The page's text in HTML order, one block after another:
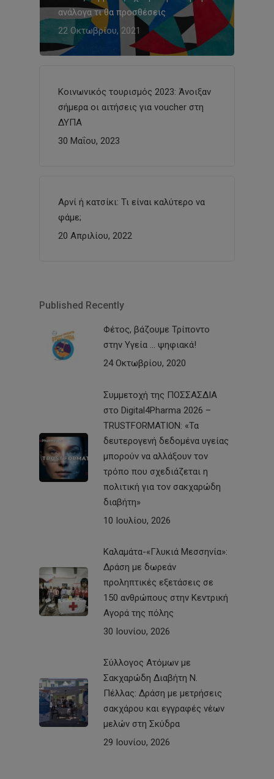
ανάλογα τι θα προσθέσεις
22 Οκτωβρίου, 2021
Κοινωνικός τουρισμός 2023: Άνοιξαν
σήμερα οι αιτήσεις για voucher στη
ΔΥΠΑ
30 Μαΐου, 2023
Αρνί ή κατσίκι: Τι είναι καλύτερο να
φάμε;
20 Απριλίου, 2022
Published Recently
Φέτος, βάζουμε Τρίποντο
στην Υγεία … ψηφιακά!
24 Οκτωβρίου, 2020
Συμμετοχή της ΠΟΣΣΑΣΔΙΑ
στο Digital4Pharma 2026 –
TRUSTFORMATION: «Τα
δευτερογενή δεδομένα υγείας
μπορούν να αλλάξουν τον
τρόπο που σχεδιάζεται η
πολιτική για τον σακχαρώδη
διαβήτη»
10 Ιουλίου, 2026
Καλαμάτα-«Γλυκιά Μεσσηνία»:
Δράση με δωρεάν
προληπτικές εξετάσεις σε
150 ανθρώπους στην Κεντρική
Αγορά της πόλης
30 Ιουνίου, 2026
Σύλλογος Ατόμων με
Σακχαρώδη Διαβήτη Ν.
Πέλλας: Δράση με μετρήσεις
σακχάρου και εγγραφές νέων
μελών στη Σκύδρα
29 Ιουνίου, 2026